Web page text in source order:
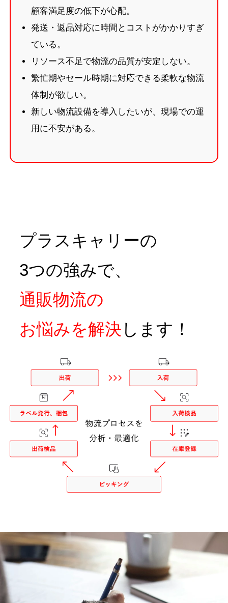
顧客満足度の低下が心配。
発送・返品対応に時間とコストがかかりすぎ
ている。
リソース不足で物流の品質が安定しない。
繁忙期やセール時期に対応できる柔軟な物流
体制が欲しい。
新しい物流設備を導入したいが、現場での運
用に不安がある。
プラスキャリーの
3つの強みで、
通販物流の
お悩みを解決 します！